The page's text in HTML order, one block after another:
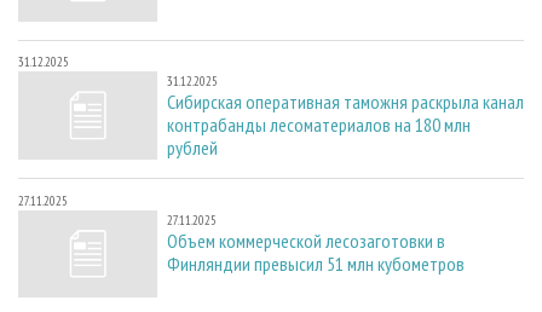
31.12.2025
31.12.2025
Сибирская оперативная таможня раскрыла канал
контрабанды лесоматериалов на 180 млн
рублей
27.11.2025
27.11.2025
Объем коммерческой лесозаготовки в
Финляндии превысил 51 млн кубометров